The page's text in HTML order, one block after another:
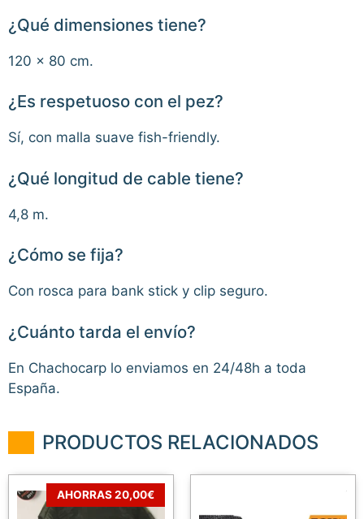
¿Qué dimensiones tiene?
120 x 80 cm.
¿Es respetuoso con el pez?
Sí, con malla suave fish-friendly.
¿Qué longitud de cable tiene?
4,8 m.
¿Cómo se fija?
Con rosca para bank stick y clip seguro.
¿Cuánto tarda el envío?
En Chachocarp lo enviamos en 24/48h a toda
España.
PRODUCTOS RELACIONADOS
AHORRAS 20,00€